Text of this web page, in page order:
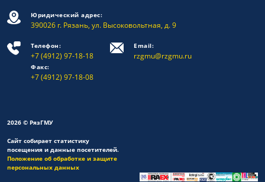
Юридический адрес:
390026 г. Рязань, ул. Высоковольтная, д. 9
Телефон:
+7 (4912) 97-18-18
Факс:
+7 (4912) 97-18-08
Email:
rzgmu@rzgmu.ru
2026 © РязГМУ
Сайт собирает статистику
посещения и данные посетителей.
Положение об обработке и защите
персональных данных